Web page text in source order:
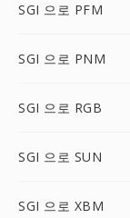
SGI 으로 PFM
SGI 으로 PNM
SGI 으로 RGB
SGI 으로 SUN
SGI 으로 XBM